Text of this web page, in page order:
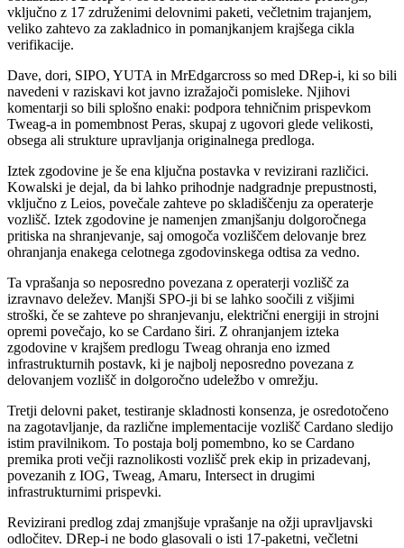
vključno z 17 združenimi delovnimi paketi, večletnim trajanjem,
veliko zahtevo za zakladnico in pomanjkanjem krajšega cikla
verifikacije.
Dave, dori, SIPO, YUTA in MrEdgarcross so med DRep-i, ki so bili
navedeni v raziskavi kot javno izražajoči pomisleke. Njihovi
komentarji so bili splošno enaki: podpora tehničnim prispevkom
Tweag-a in pomembnost Peras, skupaj z ugovori glede velikosti,
obsega ali strukture upravljanja originalnega predloga.
Iztek zgodovine je še ena ključna postavka v revizirani različici.
Kowalski je dejal, da bi lahko prihodnje nadgradnje prepustnosti,
vključno z Leios, povečale zahteve po skladiščenju za operaterje
vozlišč. Iztek zgodovine je namenjen zmanjšanju dolgoročnega
pritiska na shranjevanje, saj omogoča vozliščem delovanje brez
ohranjanja enakega celotnega zgodovinskega odtisa za vedno.
Ta vprašanja so neposredno povezana z operaterji vozlišč za
izravnavo deležev. Manjši SPO-ji bi se lahko soočili z višjimi
stroški, če se zahteve po shranjevanju, električni energiji in strojni
opremi povečajo, ko se Cardano širi. Z ohranjanjem izteka
zgodovine v krajšem predlogu Tweag ohranja eno izmed
infrastrukturnih postavk, ki je najbolj neposredno povezana z
delovanjem vozlišč in dolgoročno udeležbo v omrežju.
Tretji delovni paket, testiranje skladnosti konsenza, je osredotočeno
na zagotavljanje, da različne implementacije vozlišč Cardano sledijo
istim pravilnikom. To postaja bolj pomembno, ko se Cardano
premika proti večji raznolikosti vozlišč prek ekip in prizadevanj,
povezanih z IOG, Tweag, Amaru, Intersect in drugimi
infrastrukturnimi prispevki.
Revizirani predlog zdaj zmanjšuje vprašanje na ožji upravljavski
odločitev. DRep-i ne bodo glasovali o isti 17-paketni, večletni